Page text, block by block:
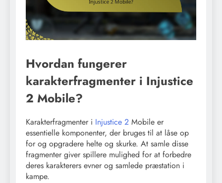
Hvordan fungerer
karakterfragmenter i Injustice
2 Mobile?
Karakterfragmenter i Injustice 2 Mobile er
essentielle komponenter, der bruges til at låse op
for og opgradere helte og skurke. At samle disse
fragmenter giver spillere mulighed for at forbedre
deres karakterers evner og samlede præstation i
kampe.